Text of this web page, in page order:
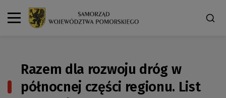
Razem dla rozwoju dróg w
północnej części regionu. List